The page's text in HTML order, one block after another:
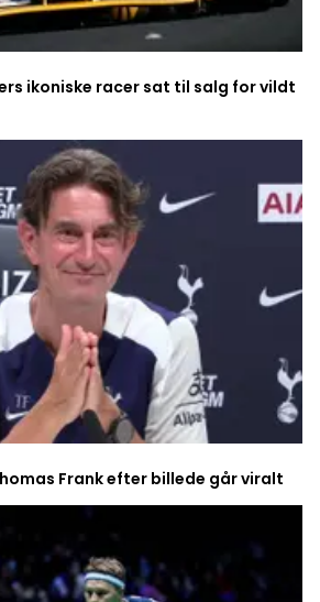
ikoniske racer sat til salg for vildt
Frank efter billede går viralt